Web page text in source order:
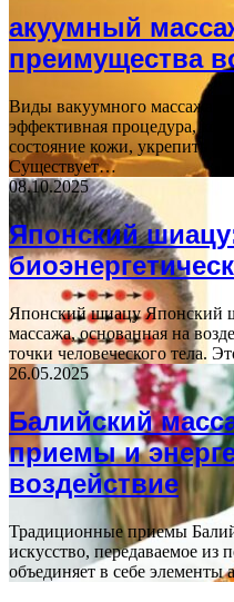
акуумный
преимущества
Виды вакуумного массажа
эффективная процедура,
состояние кожи, укрепить
Существует…
08.10.2025
Японский
Японский шиацу Японский
массажа, основанная на
точки человеческого тела.
26.05.2025
Балийский
приемы и
воздействие
Традиционные приемы
искусство, передаваемое из
объединяет в себе